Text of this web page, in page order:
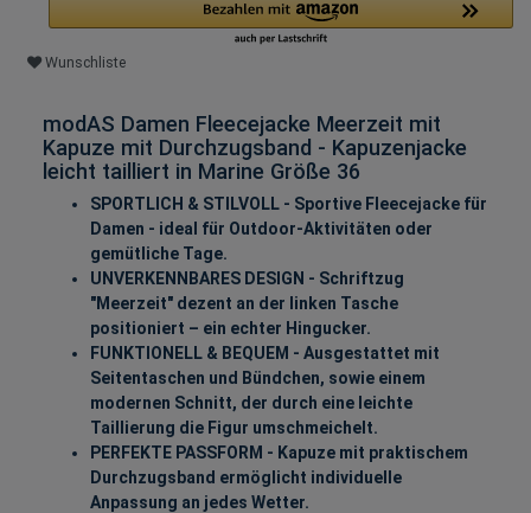
Wunschliste
modAS Damen Fleecejacke Meerzeit mit
Kapuze mit Durchzugsband - Kapuzenjacke
leicht tailliert in Marine Größe 36
SPORTLICH & STILVOLL - Sportive Fleecejacke für
Damen - ideal für Outdoor-Aktivitäten oder
gemütliche Tage.
UNVERKENNBARES DESIGN - Schriftzug
"Meerzeit" dezent an der linken Tasche
positioniert – ein echter Hingucker.
FUNKTIONELL & BEQUEM - Ausgestattet mit
Seitentaschen und Bündchen, sowie einem
modernen Schnitt, der durch eine leichte
Taillierung die Figur umschmeichelt.
PERFEKTE PASSFORM - Kapuze mit praktischem
Durchzugsband ermöglicht individuelle
Anpassung an jedes Wetter.